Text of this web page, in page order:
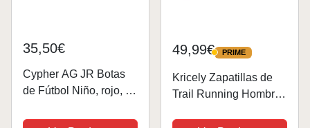
35,50€
Cypher AG JR Botas
de Fútbol Niño, rojo, 33
49,99€ PRIME
PRIME
Kricely Zapatillas de
Trail Running Hombre